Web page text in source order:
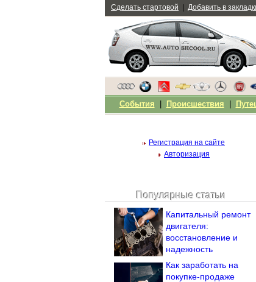
Регистрация на сайте
Авторизация
Напомнить пароль?
Популярные статьи
Капитальный ремонт
двигателя:
восстановление и
надежность
Как заработать на
покупке-продаже
Сделать стартовой Добавить в
События Происшествия